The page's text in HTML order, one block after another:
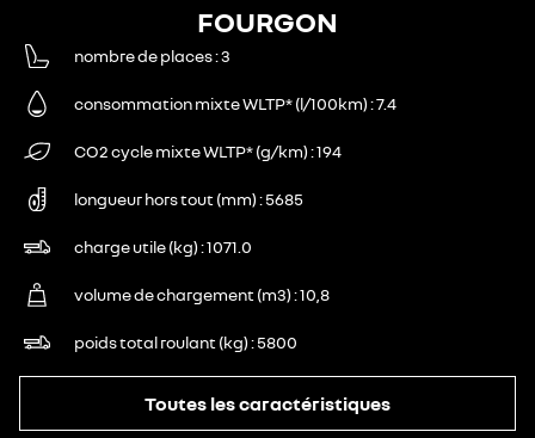
FOURGON
nombre de places 3
consommation mixte WLTP* (l/100km) 7.4
CO2 cycle mixte WLTP* (g/km) 194
longueur hors tout (mm) 5685
charge utile (kg) 1071.0
volume de chargement (m3) 10,8
poids total roulant (kg) 5800
Toutes les caractéristiques